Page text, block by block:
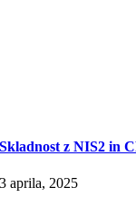
Skladnost z NIS2 in
3 aprila, 2025